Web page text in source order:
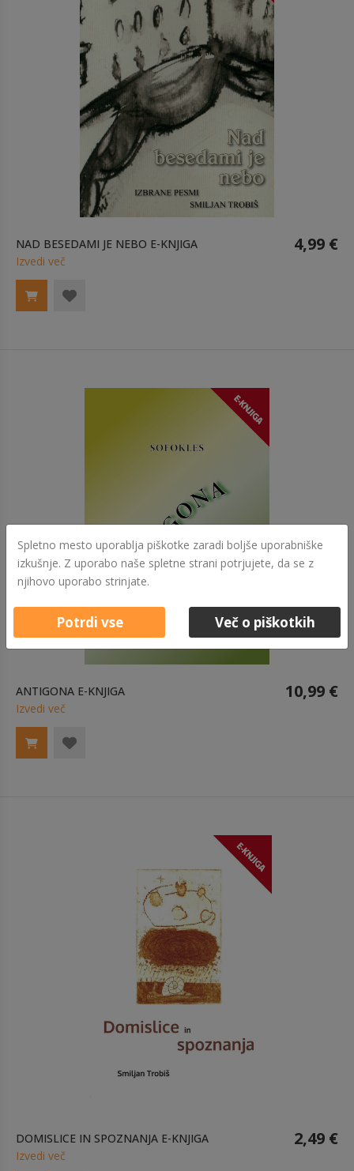
NAD BESEDAMI JE NEBO E-KNJIGA 4,99 €
Izvedi več
ANTIGONA E-KNJIGA 10,99 €
Izvedi več
DOMISLICE IN SPOZNANJA E-KNJIGA 2,49 €
Izvedi več
Spletno mesto uporablja piškotke zaradi boljše uporabniške
izkušnje. Z uporabo naše spletne strani potrjujete, da se z
njihovo uporabo strinjate.
Potrdi vse Več o piškotkih